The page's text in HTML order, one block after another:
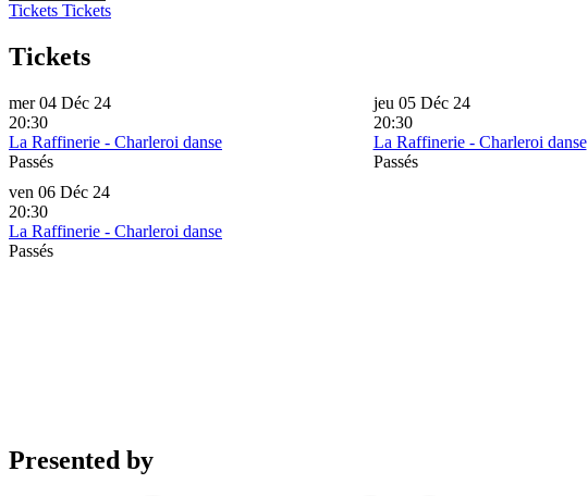
Tickets Tickets
Tickets
mer 04 Déc 24
20:30
La Raffinerie - Charleroi danse
Passés
jeu 05 Déc 24
20:30
La Raffinerie - Charleroi danse
Passés
ven 06 Déc 24
20:30
La Raffinerie - Charleroi danse
Passés
Presented by